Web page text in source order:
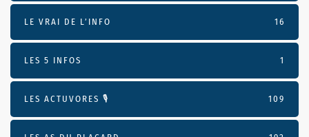
LE VRAI DE L’INFO 16
LES 5 INFOS 1
LES ACTUVORES 🎙 109